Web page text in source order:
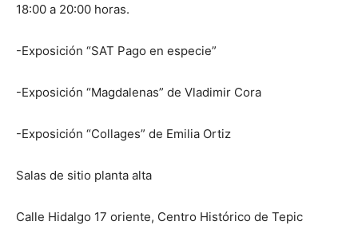
18:00 a 20:00 horas.
-Exposición “SAT Pago en especie”
-Exposición “Magdalenas” de Vladimir Cora
-Exposición “Collages” de Emilia Ortiz
Salas de sitio planta alta
Calle Hidalgo 17 oriente, Centro Histórico de Tepic